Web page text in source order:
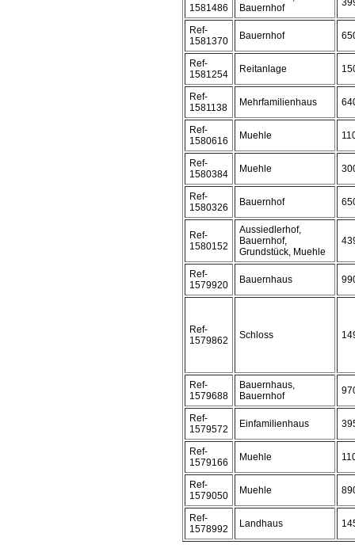
1581486
Bauernhof
Ref-
1581370
Bauernhof
Ref-
1581254
Reitanlage
Ref-
1581138
Mehrfamilienhaus
Ref-
1580616
Muehle
Ref-
1580384
Muehle
Ref-
1580326
Bauernhof
Ref-
1580152
Aussiedlerhof,
Bauernhof,
Grundstück, Muehle
Ref-
1579920
Bauernhaus
Ref-
1579862
Schloss
Ref-
1579688
Bauernhaus,
Bauernhof
Ref-
1579572
Einfamilienhaus
Ref-
1579166
Muehle
Ref-
1579050
Muehle
Ref-
1578992
Landhaus